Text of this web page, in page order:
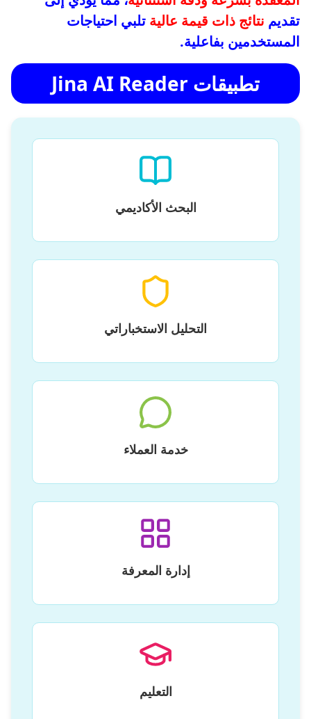
تقديم نتائج ذات قيمة عالية تلبي احتياجات
المستخدمين بفاعلية.
تطبيقات Jina AI Reader
البحث الأكاديمي
التحليل الاستخباراتي
خدمة العملاء
إدارة المعرفة
التعليم